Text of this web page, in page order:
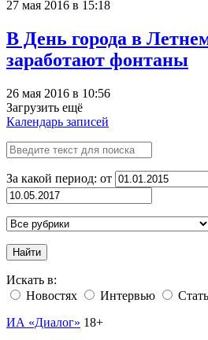
27 мая 2016 в 15:18
В День города в
заработают фонтаны
26 мая 2016 в 10:56
Загрузить ещё
Календарь записей
За какой период: от
Найти
Искать в:
Новостях
Интервью
ИА «Диалог» 18+